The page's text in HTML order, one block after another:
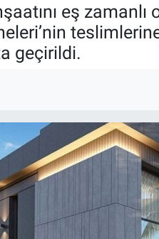
eş
geçirildi.